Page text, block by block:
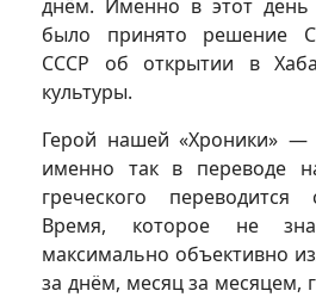
днём. Именно в этот день
было принято решение
СССР об открытии в
культуры.
Герой нашей «Хроники» —
именно так в переводе
греческого переводится
Время, которое не
максимально объективно
за днём, месяц за месяцем,